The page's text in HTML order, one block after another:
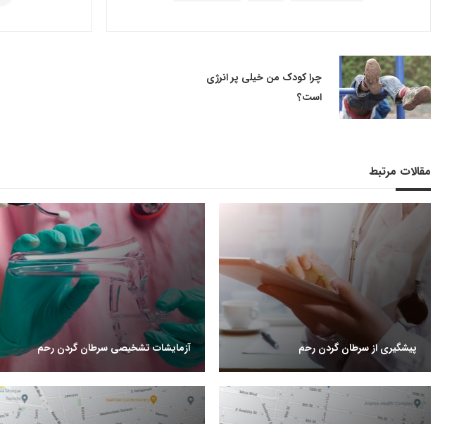
چرا کودک من خیلی پر انرژی
است؟
مقالات مرتبط
پیشگیری از سرطان گردن رحم آزمایشات تشخیصی سرطان گردن رحم